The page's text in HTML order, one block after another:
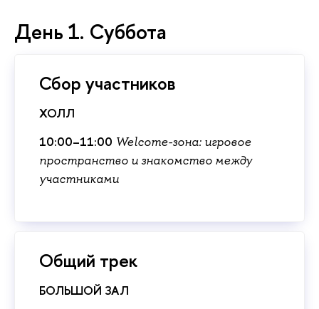
День 1. Суббота
Сбор участнико
ХОЛЛ
10:00–11:00 Welcome-зона: игровое
пространство и знакомство между
участниками
Общий трек
БОЛЬШОЙ ЗАЛ